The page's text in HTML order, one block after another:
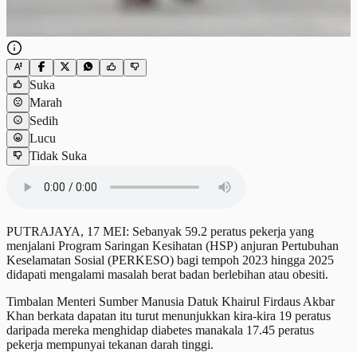
Suka
Marah
Sedih
Lucu
Tidak Suka
PUTRAJAYA, 17 MEI: Sebanyak 59.2 peratus pekerja yang
menjalani Program Saringan Kesihatan (HSP) anjuran Pertubuhan
Keselamatan Sosial (PERKESO) bagi tempoh 2023 hingga 2025
didapati mengalami masalah berat badan berlebihan atau obesiti.
Timbalan Menteri Sumber Manusia Datuk Khairul Firdaus Akbar
Khan berkata dapatan itu turut menunjukkan kira-kira 19 peratus
daripada mereka menghidap diabetes manakala 17.45 peratus
pekerja mempunyai tekanan darah tinggi.